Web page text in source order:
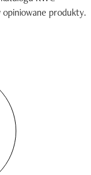
opiniowane produkty.